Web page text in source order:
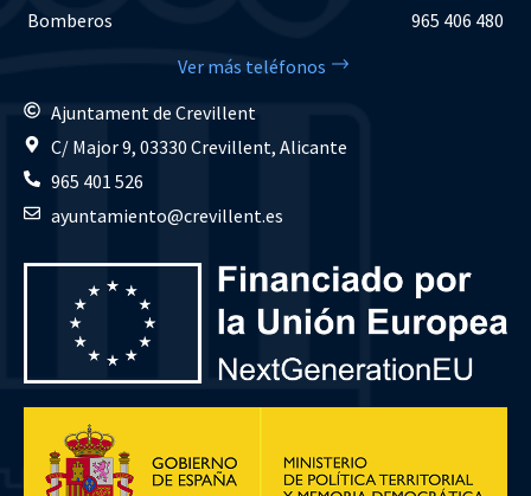
Bomberos
965 406 480
Ver más teléfonos
Ajuntament de Crevillent
C/ Major 9, 03330 Crevillent, Alicante
965 401 526
ayuntamiento@crevillent.es